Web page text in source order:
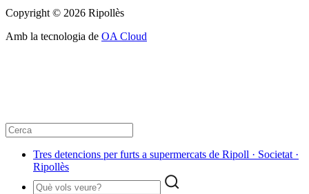
Copyright © 2026 Ripollès
Amb la tecnologia de OA Cloud
Tres detencions per furts a supermercats de Ripoll · Societat ·
Ripollès